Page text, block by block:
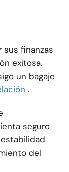
sus finanzas
exitosa.
un bagaje
.
seguro
del